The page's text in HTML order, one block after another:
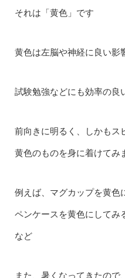
それは「黄色」です
黄色は左脳や神経に良い影
試験勉強などにも効率の良
前向きに明るく、しかもス
黄色のものを身に着けてみ
例えば、マグカップを黄色
ペンケースを黄色にしてみ
など
また、暑くなってきたの